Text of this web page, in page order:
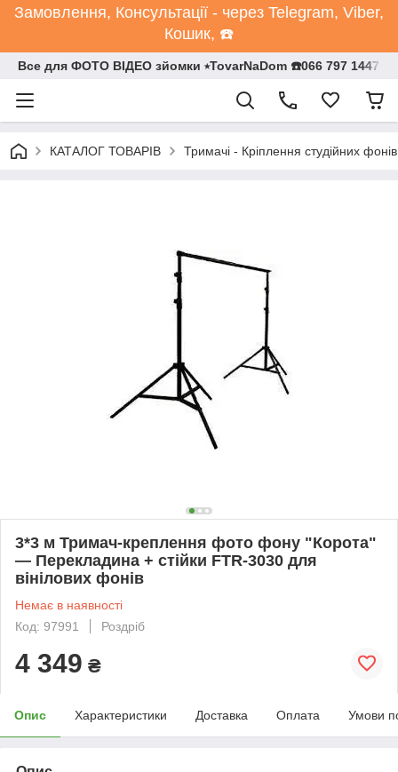
Замовлення, Консультації - через Telegram, Viber,
Кошик, ☎️
Все для ФОТО ВІДЕО зйомки ⭒TovarNaDom ☎️066 797 1447
КАТАЛОГ ТОВАРІВ Тримачі - Кріплення студійних фонів
3*3 м Тримач-креплення фото фону "Корота"
— Перекладина + стійки FTR-3030 для
вінілових фонів
Немає в наявності
Код: 97991
Роздріб
4 349 ₴
Опис Характеристики Доставка Оплата Умови